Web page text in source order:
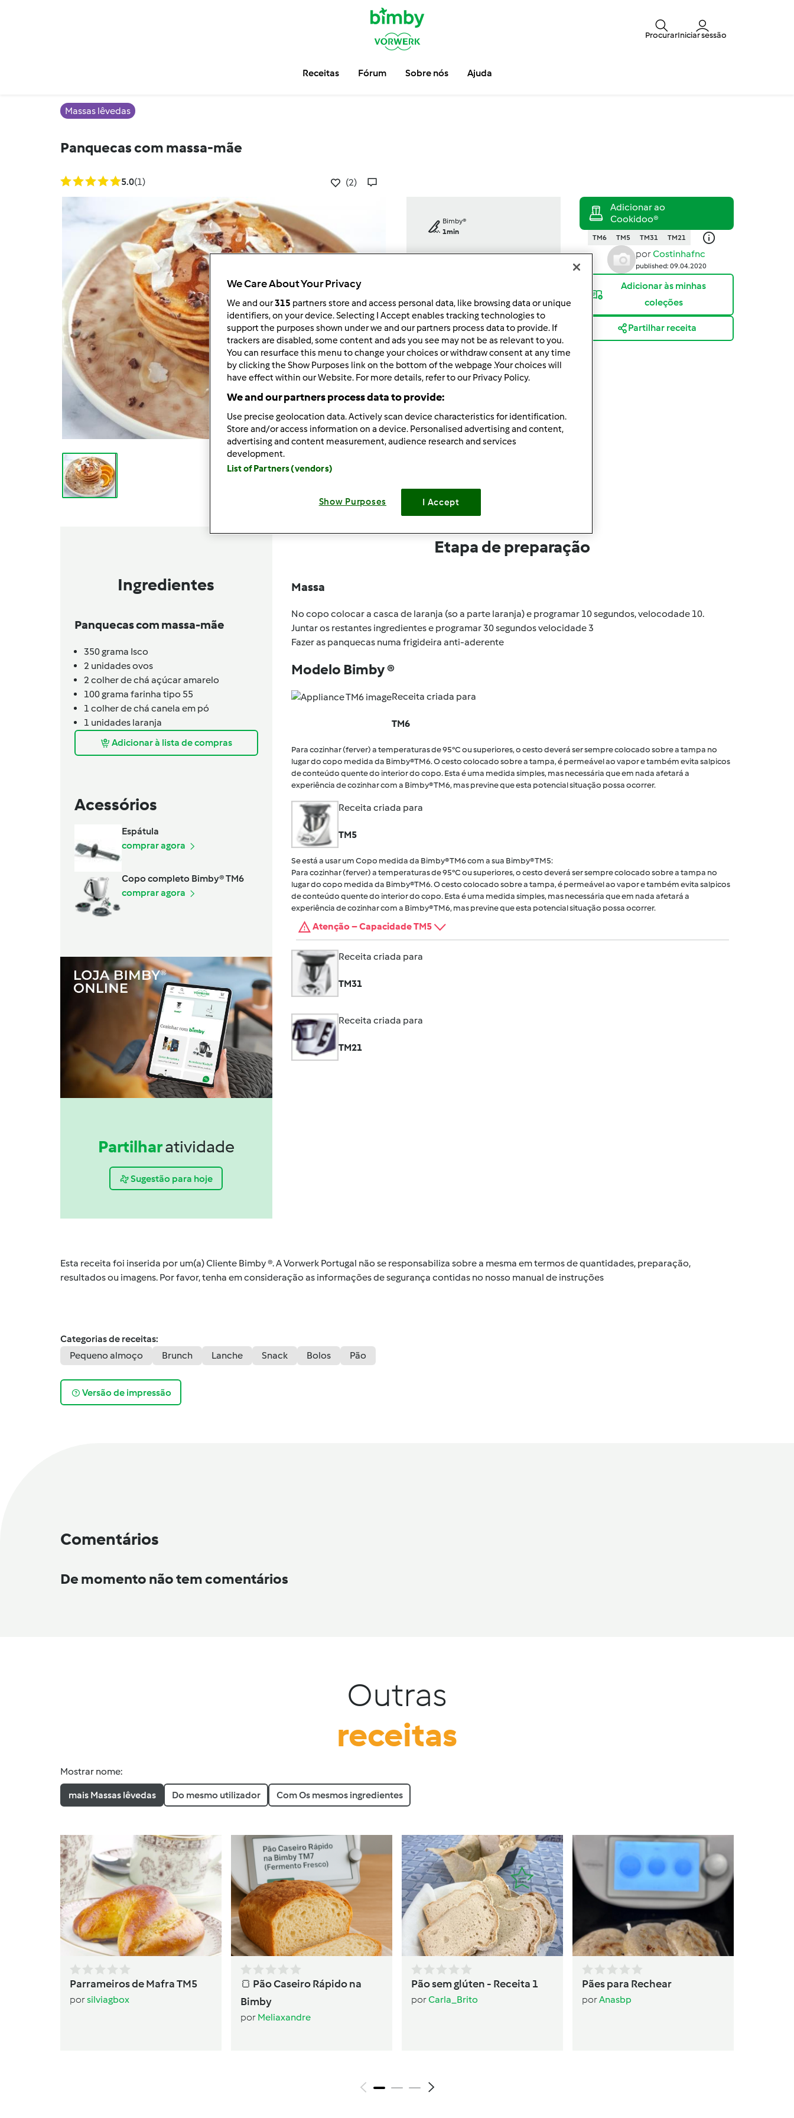
ProcurarIniciar sessão
Receitas Fórum Sobre nós Ajuda
Massas lêvedas
Panquecas com massa-mãe
5.0(1) (2)
Bimby®
1min
dose/s
12unidade/s
Nível
TM6 TM5 TM31 TM21
porCostinhafnc
published: 09.04.2020
Adicionar às minhas
coleções
Partilhar receita
Ingredientes
Panquecas com massa-mãe
350grama Isco
2 unidadesovos
2colher de chá açúcar amarelo
100grama farinha tipo 55
1 colher de chá canela em pó
1 unidades laranja
Adicionar à lista de compras
Acessórios
Espátula
comprar agora
Copo completo Bimby® TM6
comprar agora
Partilharatividade
Sugestão para hoje
Etapa de preparação
Massa
No copo colocar a casca de laranja (so a parte laranja) e programar 10 segundos, velocodade 10.
Juntar os restantes ingredientes e programar 30 segundos velocidade 3
Fazer as panquecas numa frigideira anti-aderente
Modelo Bimby ®
Receita criada para
TM6
Para cozinhar (ferver) a temperaturas de 95°C ou superiores, o cesto deverá ser sempre colocado sobre a tampa no
lugar do copo medida da Bimby®TM6. O cesto colocado sobre a tampa, é permeável ao vapor e também evita salpicos
de conteúdo quente do interior do copo. Esta é uma medida simples, mas necessária que em nada afetará a
experiência de cozinhar com a Bimby® TM6, mas previne que esta potencial situação possa ocorrer.
Receita criada para
TM5
Se está a usar um Copo medida da Bimby® TM6 com a sua Bimby® TM5:
Para cozinhar (ferver) a temperaturas de 95°C ou superiores, o cesto deverá ser sempre colocado sobre a tampa no
lugar do copo medida da Bimby®TM6. O cesto colocado sobre a tampa, é permeável ao vapor e também evita salpicos
de conteúdo quente do interior do copo. Esta é uma medida simples, mas necessária que em nada afetará a
experiência de cozinhar com a Bimby® TM6, mas previne que esta potencial situação possa ocorrer.
Atenção – Capacidade TM5
Receita criada para
TM31
Receita criada para
TM21
Esta receita foi inserida por um(a) Cliente Bimby ®. A Vorwerk Portugal não se responsabiliza sobre a mesma em termos de quantidades, preparação,
resultados ou imagens. Por favor, tenha em consideração as informações de segurança contidas no nosso manual de instruções
Categorias de receitas:
Pequeno almoço
Brunch Lanche Snack Bolos Pão
Versão de impressão
Comentários
De momento não tem comentários
Outras
receitas
Mostrar nome:
mais Massas lêvedas Do mesmo utilizador Com Os mesmos ingredientes
Parrameiros de Mafra TM5
porsilviagbox
🍞 Pão Caseiro Rápido na
Bimby
por Meliaxandre
Pão sem glúten - Receita 1
porCarla_Brito
Pães para Rechear
porAnasbp
We Care About Your Privacy
We and our315 partners store and access personal data, like browsing data or unique
identifiers, on your device. Selecting I Accept enables tracking technologies to
support the purposes shown under we and our partners process data to provide. If
trackers are disabled, some content and ads you see may not be as relevant to you.
You can resurface this menu to change your choices or withdraw consent at any time
by clicking the Show Purposes link on the bottom of the webpage .Your choices will
have effect within our Website. For more details, refer to our Privacy Policy.
We and our partners process data to provide:
Use precise geolocation data. Actively scan device characteristics for identification.
Store and/or access information on a device. Personalised advertising and content,
advertising and content measurement, audience research and services
development.
List of Partners (vendors)
Show Purposes I Accept